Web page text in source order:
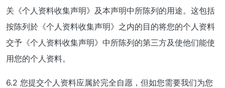
关《个人资料收集声明》及本声明中所陈列的用途。这包括
按陈列於《个人资料收集声明》之内的目的将您的个人资料
交予《个人资料收集声明》中所陈列的第三方及使他们能使
用您的个人资料。
6.2 您提交个人资料应属於完全自愿，但如您需要我们为您